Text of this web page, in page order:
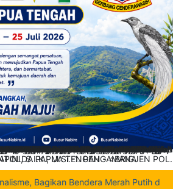
Bagikan Bendera Merah Putih di